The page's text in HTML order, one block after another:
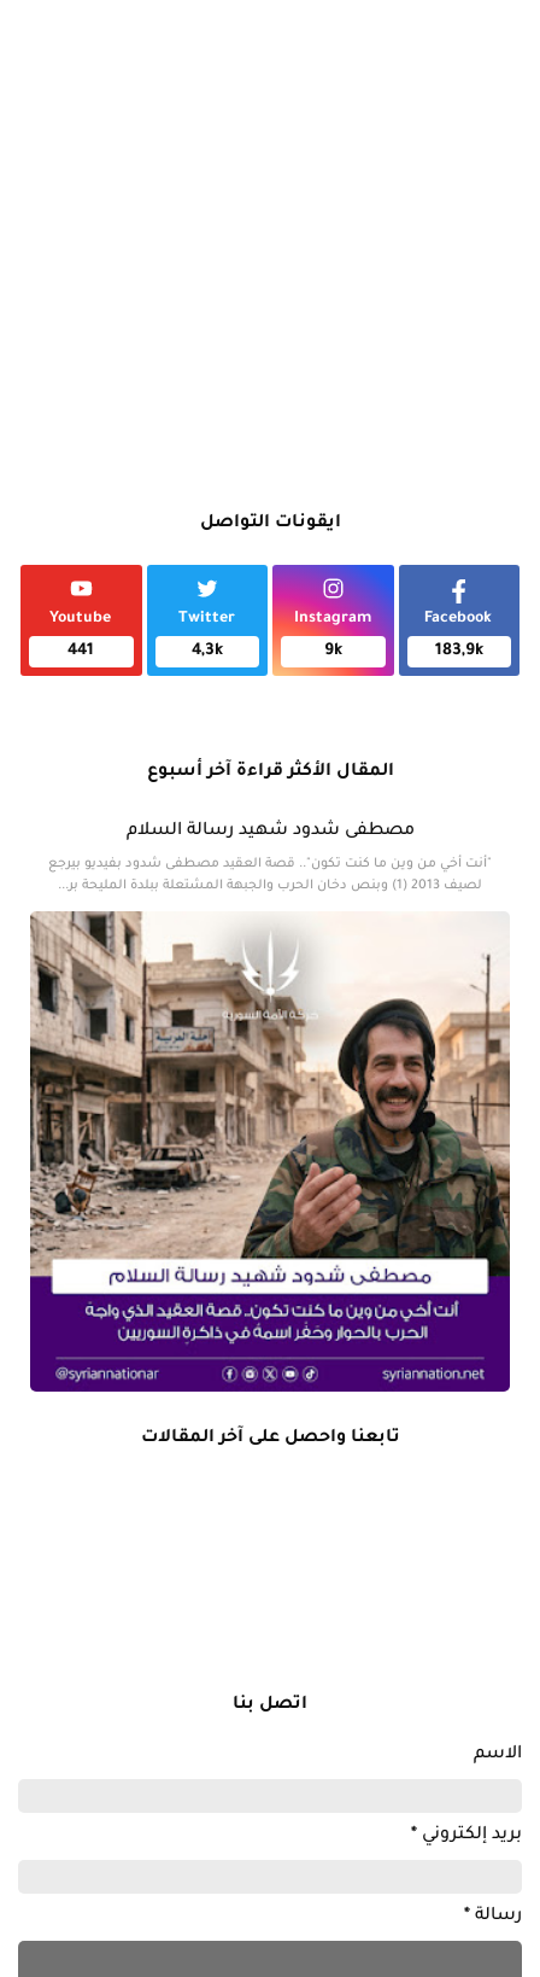
ايقونات التواصل
Facebook
183,9k
Instagram
9k
Twitter
4,3k
Youtube
441
المقال الأكثر قراءة آخر أسبوع
مصطفى شدود شهيد رسالة السلام
"أنت أخي من وين ما كنت تكون".. قصة العقيد مصطفى شدود بفيديو بيرجع
لصيف 2013 (1) وبنص دخان الحرب والجبهة المشتعلة ببلدة المليحة بر...
تابعنا واحصل على آخر المقالات
اتصل بنا
الاسم
بريد إلكتروني *
رسالة *